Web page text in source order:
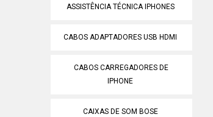
ASSISTÊNCIA TÉCNICA IPHONES
CABOS ADAPTADORES USB HDMI
CABOS CARREGADORES DE
IPHONE
CAIXAS DE SOM BOSE